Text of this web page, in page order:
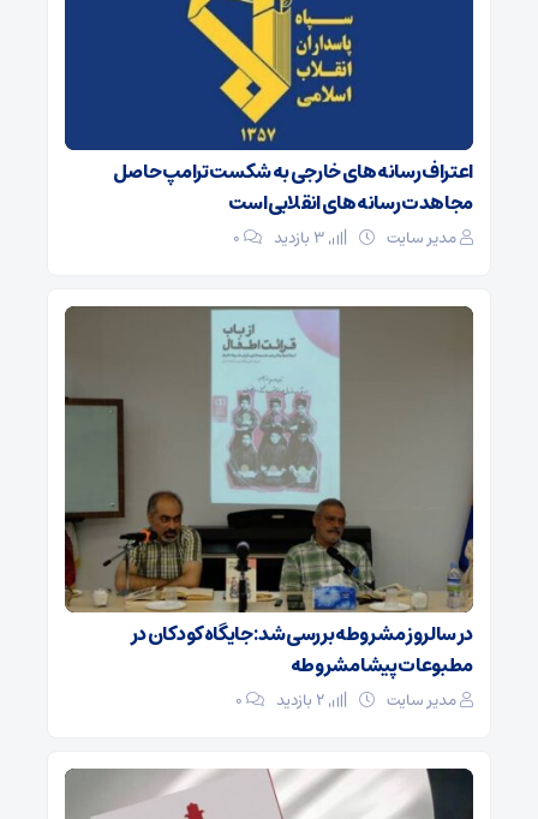
اعتراف رسانه‌های خارجی به شکست ترامپ حاصل
مجاهدت رسانه‌های انقلابی است
مدیر سایت ۰
در سالروز مشروطه بررسی شد: جایگاه کودکان در
مطبوعات پیشامشروطه
مدیر سایت ۰